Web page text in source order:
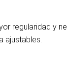
regularidad y
ajustables.